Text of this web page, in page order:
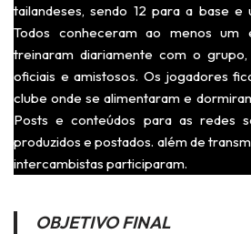
tailandeses, sendo 12 para a base e
Todos conheceram ao menos um
treinaram diariamente com o
oficiais e amistosos. Os jogadores
clube onde se alimentaram e
Posts e conteúdos para as redes
produzidos e postados. além de
intercambistas participaram.
OBJETIVO FINAL